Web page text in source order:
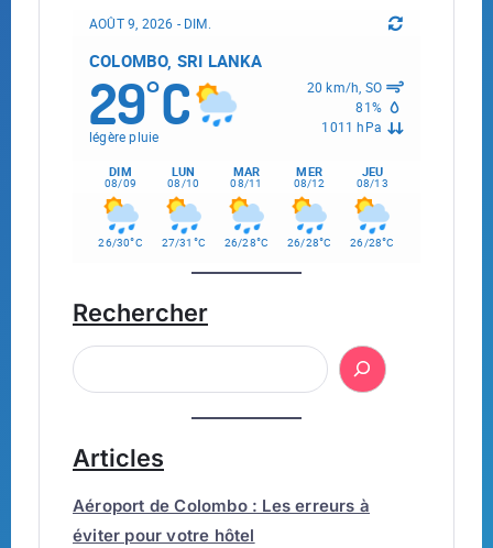
AOÛT 9, 2026 - DIM.
COLOMBO, SRI LANKA
29°C
légère pluie
20 km/h, SO
81%
1011 hPa
DIM
08/09
LUN
08/10
MAR
08/11
MER
08/12
JEU
08/13
26/30°C 27/31 °C 26/28°C 26/28°C 26/28°C
Rechercher
Articles
Aéroport de Colombo : Les erreurs à
éviter pour votre hôtel